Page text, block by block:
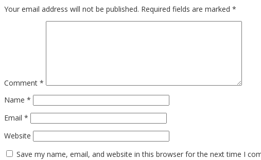
Your email address will not be published. Required fields are marked *
Comment *
Name *
Email *
Website
Save my name, email, and website in this browser for the next time I